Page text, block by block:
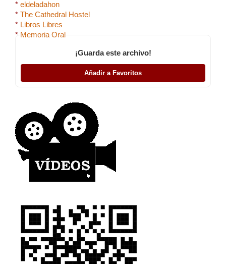
* eldeladahon
* The Cathedral Hostel
* Libros Libres
* Memoria Oral
¡Guarda este archivo!
Añadir a Favoritos